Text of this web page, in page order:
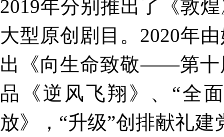
2019年分别推出了《敦
大型原创剧目。2020年
出《向生命致敬——第十
品《逆风飞翔》、“全
放》，“升级”创排献礼